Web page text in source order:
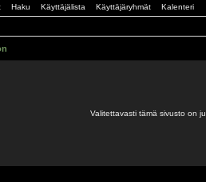
Haku Käyttäjälista Käyttäjäryhmät Kalenteri
Valitettavasti tämä sivusto on